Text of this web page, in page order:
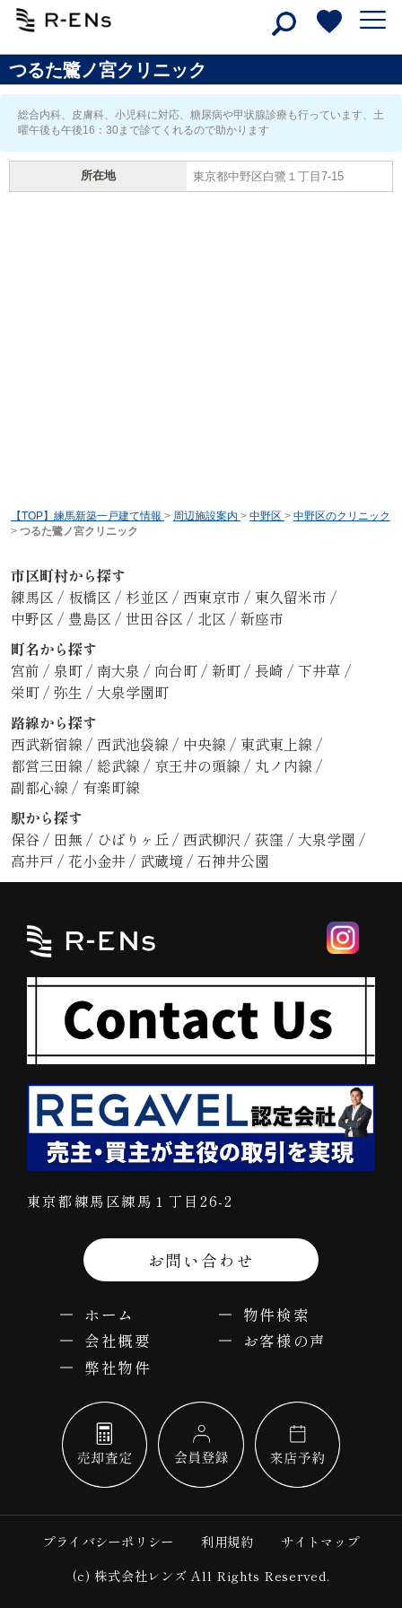
つるた鷺ノ宮クリニック
総合内科、皮膚科、小児科に対応、糖尿病や甲状腺診療も行っています、土
曜午後も午後16：30まで診てくれるので助かります
所在地 東京都中野区白鷺１丁目7-15
【TOP】練馬新築一戸建て情報 > 周辺施設案内 > 中野区 > 中野区のクリニック
> つるた鷺ノ宮クリニック
市区町村から探す
練馬区 / 板橋区 / 杉並区 / 西東京市 / 東久留米市 /
中野区 / 豊島区 / 世田谷区 / 北区 / 新座市
町名から探す
宮前 / 泉町 / 南大泉 / 向台町 / 新町 / 長崎 / 下井草 /
栄町 / 弥生 / 大泉学園町
路線から探す
西武新宿線 / 西武池袋線 / 中央線 / 東武東上線 /
都営三田線 / 総武線 / 京王井の頭線 / 丸ノ内線 /
副都心線 / 有楽町線
駅から探す
保谷 / 田無 / ひばりヶ丘 / 西武柳沢 / 荻窪 / 大泉学園 /
高井戸 / 花小金井 / 武蔵境 / 石神井公園
東京都練馬区練馬１丁目26-2
お問い合わせ
ホーム
物件検索
会社概要
お客様の声
弊社物件
プライバシーポリシー 利用規約
サイトマップ
(c) 株式会社レンズ All Rights Reserved.